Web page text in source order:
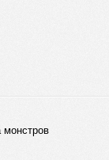
монстров